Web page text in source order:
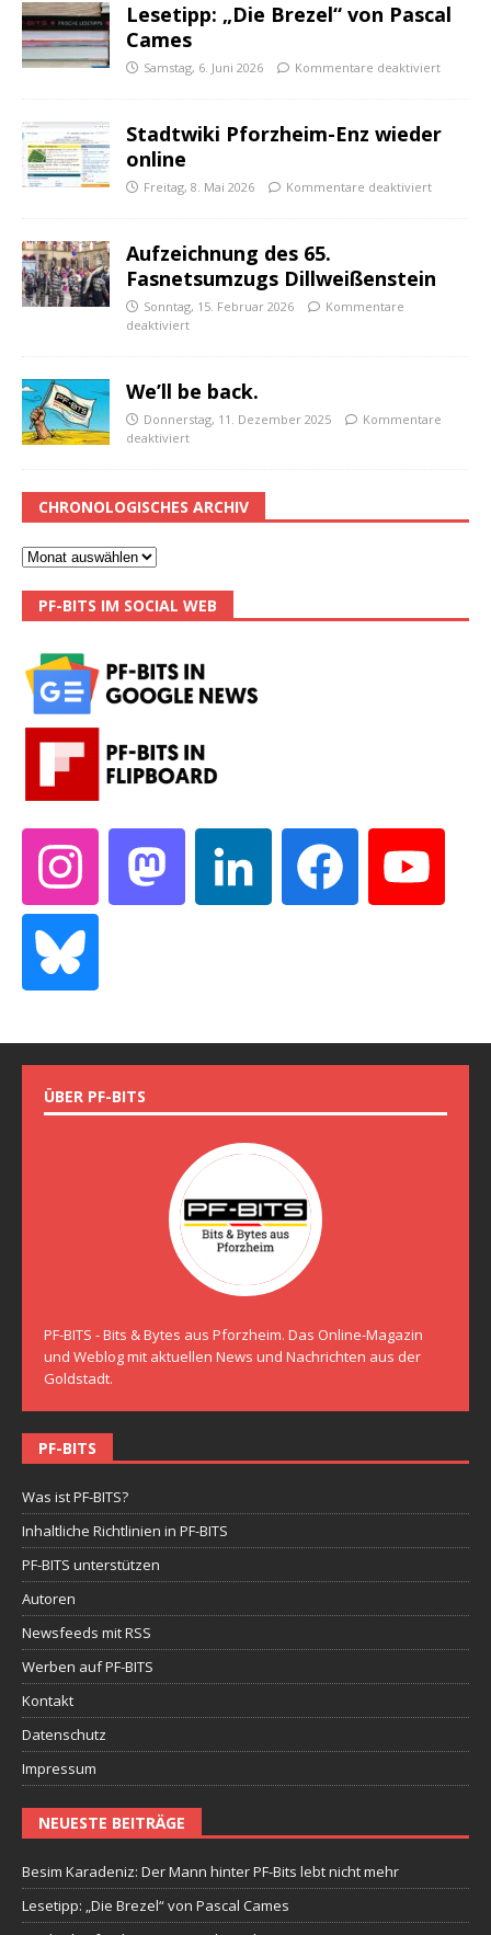
Lesetipp: „Die Brezel“ von Pascal
Cames
Samstag, 6. Juni 2026 Kommentare deaktiviert
Stadtwiki Pforzheim-Enz wieder
online
Freitag, 8. Mai 2026 Kommentare deaktiviert
Aufzeichnung des 65.
Fasnetsumzugs Dillweißenstein
Sonntag, 15. Februar 2026
Kommentare
deaktiviert
We’ll be back.
Donnerstag, 11. Dezember 2025
Kommentare
deaktiviert
CHRONOLOGISCHES ARCHIV
PF-BITS IM SOCIAL WEB
ÜBER PF-BITS
PF-BITS - Bits & Bytes aus Pforzheim. Das Online-Magazin
und Weblog mit aktuellen News und Nachrichten aus der
Goldstadt.
PF-BITS
Was ist PF-BITS?
Inhaltliche Richtlinien in PF-BITS
PF-BITS unterstützen
Autoren
Newsfeeds mit RSS
Werben auf PF-BITS
Kontakt
Datenschutz
Impressum
NEUESTE BEITRÄGE
Besim Karadeniz: Der Mann hinter PF-Bits lebt nicht mehr
Lesetipp: „Die Brezel“ von Pascal Cames